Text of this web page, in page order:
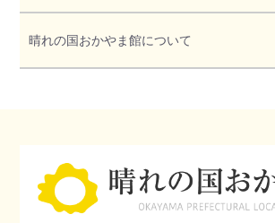
晴れの国おかやま館について